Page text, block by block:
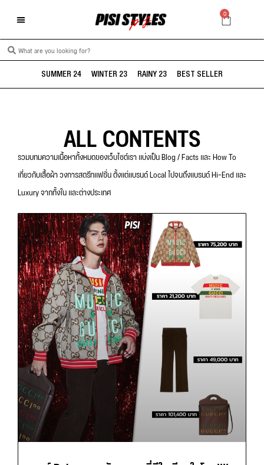
0
SUMMER 24 WINTER 23 RAINY 23 BEST SELLER
ALL CONTENTS
รวมบทมความเนื้อหาทั้งหมดของเว็บไซต์เรา แบ่งเป็น Blog / Facts และ How To
เกี่ยวกับเสื้อผ้า วงการสตรีทแฟชั่น ตั้งแต่แบรนด์ Local ไปจนถึงแบรนด์ Hi-End และ
Luxury จากทั้งใน และต่างประเทศ